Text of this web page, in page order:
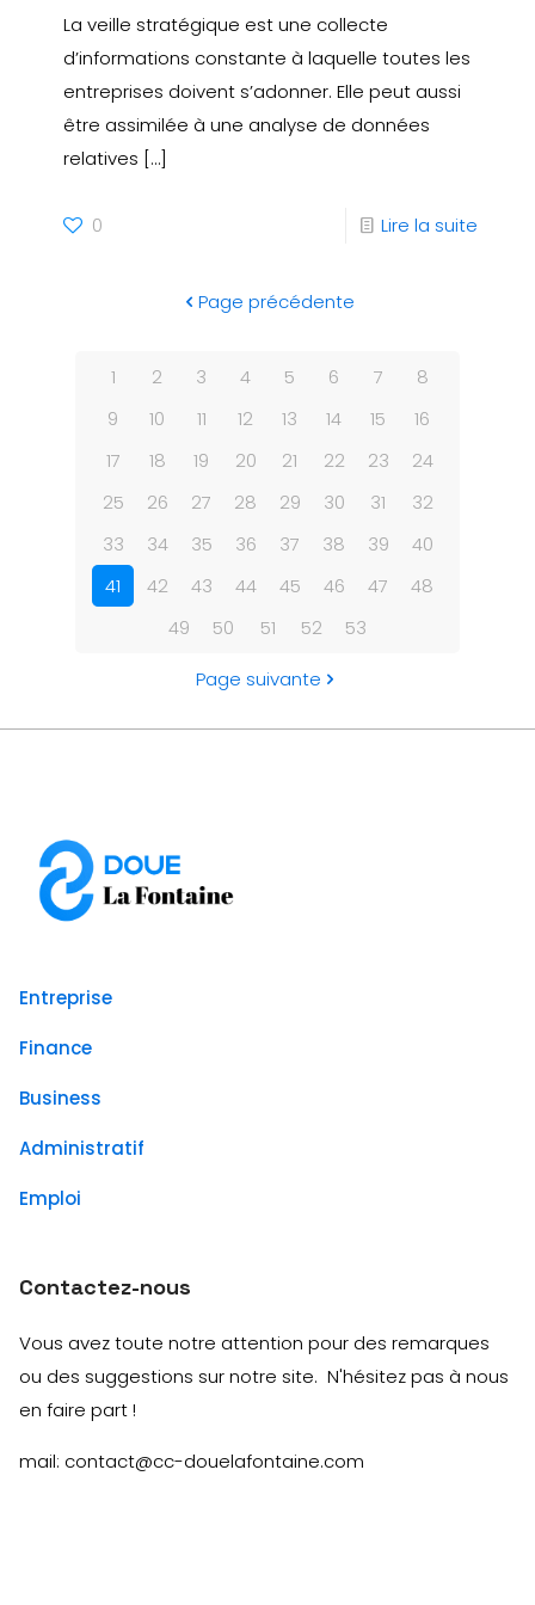
La veille stratégique est une collecte
d’informations constante à laquelle toutes les
entreprises doivent s’adonner. Elle peut aussi
être assimilée à une analyse de données
relatives […]
0 Lire la suite
Page précédente
1 2 3 4 5 6 7
8
9
10 11 12 13 14 15
16
17
18 19 20 21 22 23
24
25
26 27 28 29 30 31
32
33
34 35 36 37 38 39
40
41
42 43 44 45 46 47
48
49
50 51 52 53
Page suivante
Entreprise
Finance
Business
Administratif
Emploi
Contactez-nous
Vous avez toute notre attention pour des remarques
ou des suggestions sur notre site. N'hésitez pas à nous
en faire part !
mail: contact@cc-douelafontaine.com